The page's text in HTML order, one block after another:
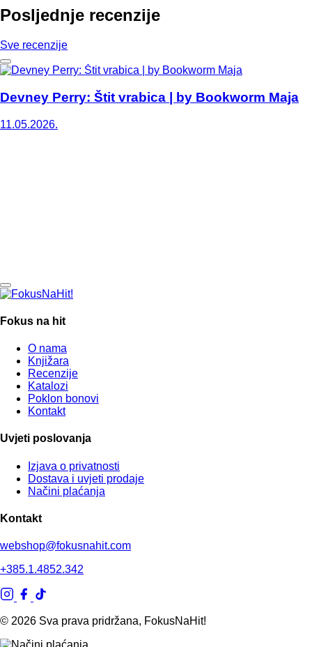
Posljednje recenzije
Sve recenzije
Devney Perry: Štit vrabica | by Bookworm Maja
11.05.2026.
Fokus na hit
O nama
Knjižara
Recenzije
Katalozi
Poklon bonovi
Kontakt
Uvjeti poslovanja
Izjava o privatnosti
Dostava i uvjeti prodaje
Načini plaćanja
Kontakt
webshop@fokusnahit.com
+385.1.4852.342
© 2026 Sva prava pridržana, FokusNaHit!